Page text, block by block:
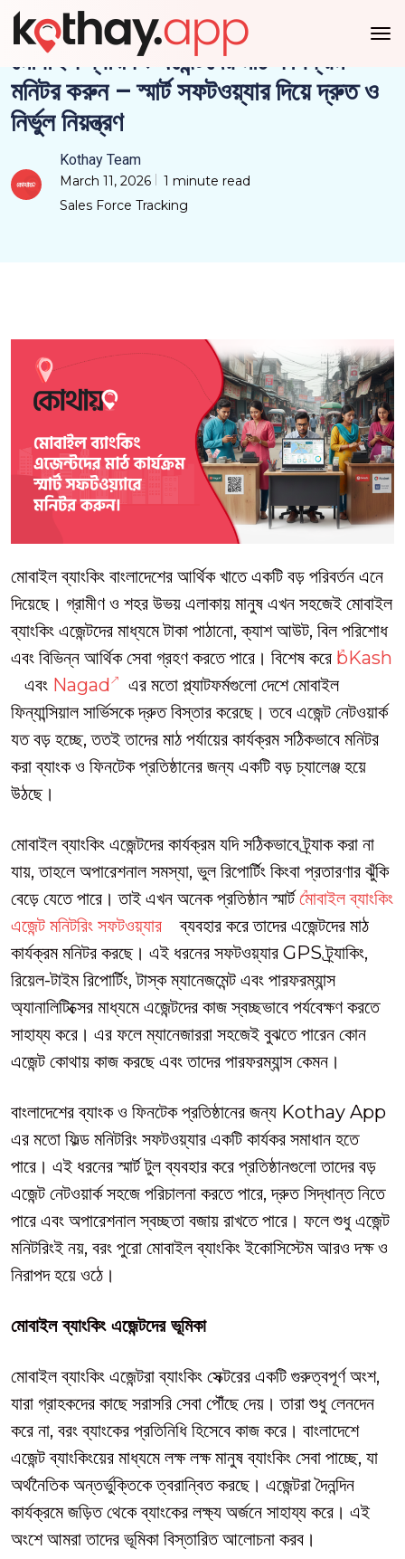
মোবাইল ব্যাংকিং এজেন্টদের মাঠ কার্যক্রম
মনিটর করুন – স্মার্ট সফটওয়্যার দিয়ে দ্রুত ও
নির্ভুল নিয়ন্ত্রণ
Kothay Team
March 11, 2026
1 minute read
Sales Force Tracking
মোবাইল ব্যাংকিং বাংলাদেশের আর্থিক খাতে একটি বড় পরিবর্তন এনে
দিয়েছে। গ্রামীণ ও শহর উভয় এলাকায় মানুষ এখন সহজেই মোবাইল
ব্যাংকিং এজেন্টদের মাধ্যমে টাকা পাঠানো, ক্যাশ আউট, বিল পরিশোধ
এবং বিভিন্ন আর্থিক সেবা গ্রহণ করতে পারে। বিশেষ করে bKash
এবং Nagad
এর মতো প্ল্যাটফর্মগুলো দেশে মোবাইল
ফিন্যান্সিয়াল সার্ভিসকে দ্রুত বিস্তার করেছে। তবে এজেন্ট নেটওয়ার্ক
যত বড় হচ্ছে, ততই তাদের মাঠ পর্যায়ের কার্যক্রম সঠিকভাবে মনিটর
করা ব্যাংক ও ফিনটেক প্রতিষ্ঠানের জন্য একটি বড় চ্যালেঞ্জ হয়ে
উঠছে।
মোবাইল ব্যাংকিং এজেন্টদের কার্যক্রম যদি সঠিকভাবে ট্র্যাক করা না
যায়, তাহলে অপারেশনাল সমস্যা, ভুল রিপোর্টিং কিংবা প্রতারণার ঝুঁকি
বেড়ে যেতে পারে। তাই এখন অনেক প্রতিষ্ঠান স্মার্টমোবাইল ব্যাংকিং
এজেন্ট মনিটরিং সফটওয়্যার
ব্যবহার করে তাদের এজেন্টদের মাঠ
কার্যক্রম মনিটর করছে। এই ধরনের সফটওয়্যার GPS ট্র্যাকিং,
রিয়েল-টাইম রিপোর্টিং, টাস্ক ম্যানেজমেন্ট এবং পারফরম্যান্স
অ্যানালিটিক্সের মাধ্যমে এজেন্টদের কাজ স্বচ্ছভাবে পর্যবেক্ষণ করতে
সাহায্য করে। এর ফলে ম্যানেজাররা সহজেই বুঝতে পারেন কোন
এজেন্ট কোথায় কাজ করছে এবং তাদের পারফরম্যান্স কেমন।
বাংলাদেশের ব্যাংক ও ফিনটেক প্রতিষ্ঠানের জন্য Kothay App
এর মতো ফিল্ড মনিটরিং সফটওয়্যার একটি কার্যকর সমাধান হতে
পারে। এই ধরনের স্মার্ট টুল ব্যবহার করে প্রতিষ্ঠানগুলো তাদের বড়
এজেন্ট নেটওয়ার্ক সহজে পরিচালনা করতে পারে, দ্রুত সিদ্ধান্ত নিতে
পারে এবং অপারেশনাল স্বচ্ছতা বজায় রাখতে পারে। ফলে শুধু এজেন্ট
মনিটরিংই নয়, বরং পুরো মোবাইল ব্যাংকিং ইকোসিস্টেম আরও দক্ষ ও
নিরাপদ হয়ে ওঠে।
মোবাইল ব্যাংকিং এজেন্টদের ভূমিকা
মোবাইল ব্যাংকিং এজেন্টরা ব্যাংকিং সেক্টরের একটি গুরুত্বপূর্ণ অংশ,
যারা গ্রাহকদের কাছে সরাসরি সেবা পৌঁছে দেয়। তারা শুধু লেনদেন
করে না, বরং ব্যাংকের প্রতিনিধি হিসেবে কাজ করে। বাংলাদেশে
এজেন্ট ব্যাংকিংয়ের মাধ্যমে লক্ষ লক্ষ মানুষ ব্যাংকিং সেবা পাচ্ছে, যা
অর্থনৈতিক অন্তর্ভুক্তিকে ত্বরান্বিত করছে। এজেন্টরা দৈনন্দিন
কার্যক্রমে জড়িত থেকে ব্যাংকের লক্ষ্য অর্জনে সাহায্য করে। এই
অংশে আমরা তাদের ভূমিকা বিস্তারিত আলোচনা করব।